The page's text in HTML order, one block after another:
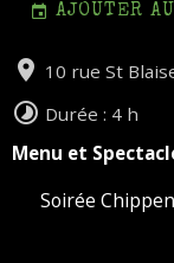
AJOUTER
10 rue St
Durée : 4 h
Menu et
Soirée